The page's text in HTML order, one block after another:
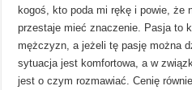
kogoś, kto poda mi rękę i powie, że
przestaje mieć znaczenie. Pasja to
mężczyzn, a jeżeli tę pasję można
sytuacja jest komfortowa, a w
jest o czym rozmawiać. Cenię